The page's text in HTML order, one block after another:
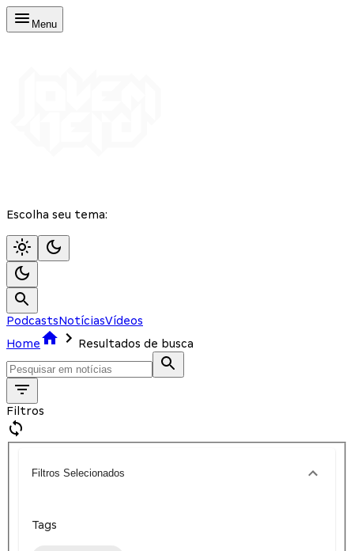
Menu
Escolha seu tema:
PodcastsNotíciasVídeos
Home
Resultados de busca
Filtros
Filtros Selecionados
Tags